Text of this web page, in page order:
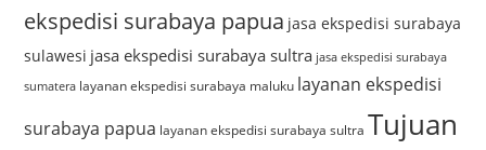
ekspedisi surabaya papua jasa ekspedisi surabaya
sulawesi jasa ekspedisi surabaya sultra jasa ekspedisi surabaya
sumatera layanan ekspedisi surabaya maluku layanan ekspedisi
surabaya papua layanan ekspedisi surabaya sultra Tujuan